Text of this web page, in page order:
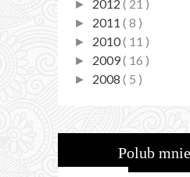
► 2012 ( 21 )
► 2011 ( 8 )
► 2010( 11 )
► 2009( 16 )
► 2008 ( 5 )
Polub